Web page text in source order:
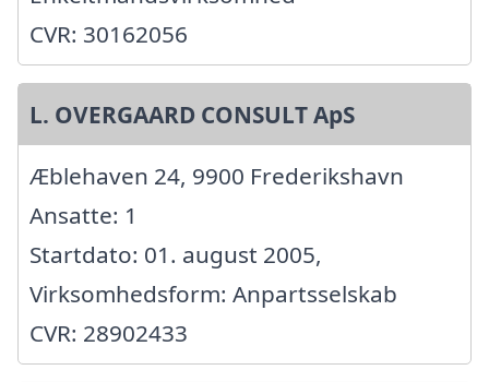
CVR: 30162056
L. OVERGAARD CONSULT ApS
Æblehaven 24, 9900 Frederikshavn
Ansatte: 1
Startdato: 01. august 2005,
Virksomhedsform: Anpartsselskab
CVR: 28902433